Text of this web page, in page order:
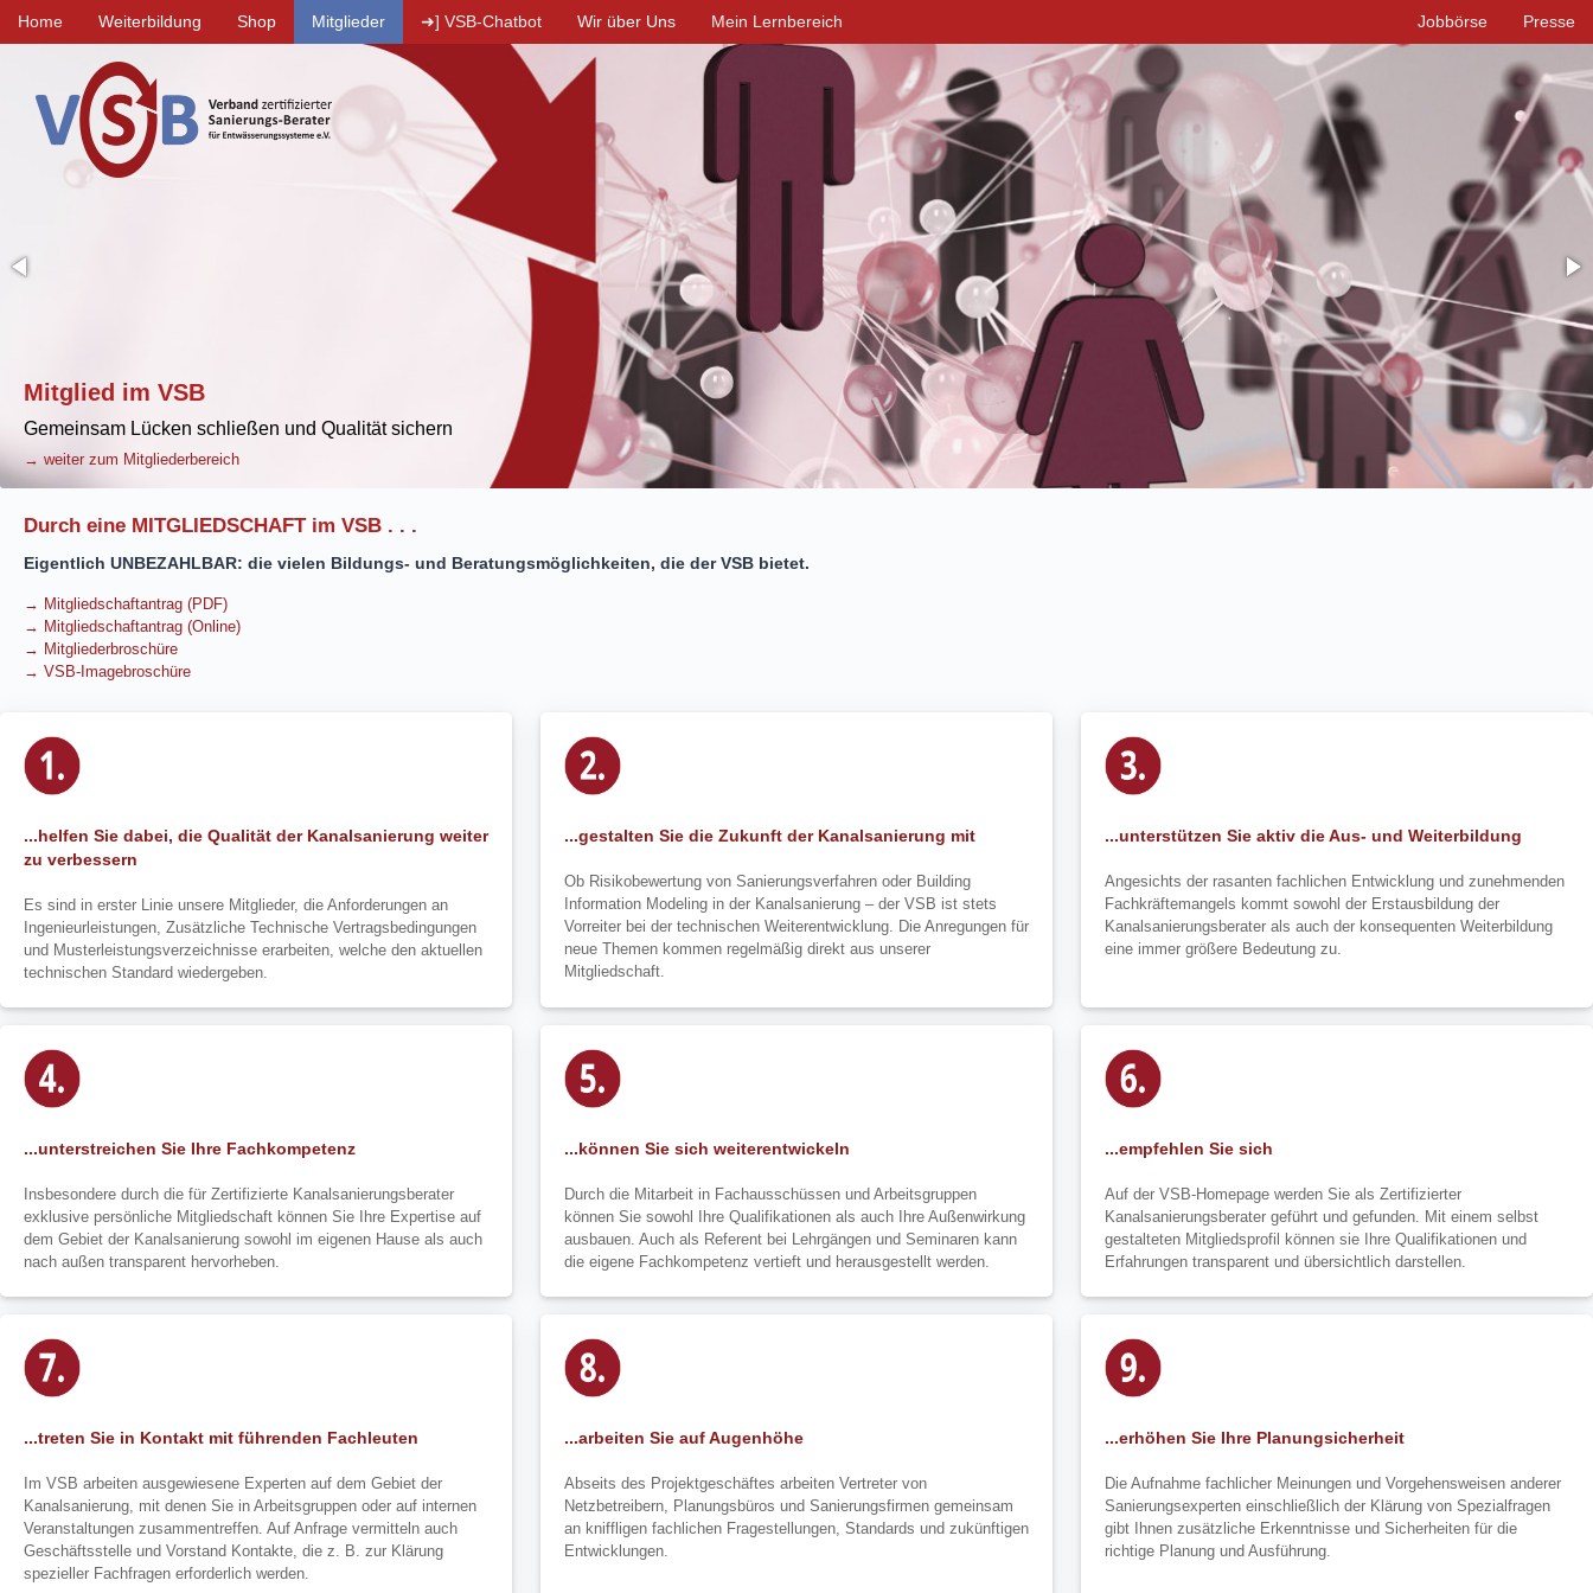
Home Weiterbildung Shop Mitglieder ➜] VSB-Chatbot Wir über Uns Mein Lernbereich Presse
Jobbörse
Mitgliedschaft:
Symbolische
Darstellung
der
Mitgliedschaft
Berater.
→
Durch eine MITGLIEDSCHAFT im VSB . . .
Eigentlich UNBEZAHLBAR: die vielen Bildungs- und Beratungsmöglichkeiten, die der VSB bietet.
→ Mitgliedschaftantrag (PDF)
→ Mitgliedschaftantrag (Online)
→ Mitgliederbroschüre
→ VSB-Imagebroschüre
...helfen Sie dabei, die Qualität der Kanalsanierung weiter
zu verbessern
Es sind in erster Linie unsere Mitglieder, die Anforderungen an
Ingenieurleistungen, Zusätzliche Technische Vertragsbedingungen
und Musterleistungsverzeichnisse erarbeiten, welche den aktuellen
technischen Standard wiedergeben.
...gestalten Sie die Zukunft der Kanalsanierung mit
Ob Risikobewertung von Sanierungsverfahren oder Building
Information Modeling in der Kanalsanierung – der VSB ist stets
Vorreiter bei der technischen Weiterentwicklung. Die Anregungen für
neue Themen kommen regelmäßig direkt aus unserer
Mitgliedschaft.
...unterstützen Sie aktiv die Aus- und Weiterbildung
Angesichts der rasanten fachlichen Entwicklung und zunehmenden
Fachkräftemangels kommt sowohl der Erstausbildung der
Kanalsanierungsberater als auch der konsequenten Weiterbildung
eine immer größere Bedeutung zu.
...unterstreichen Sie Ihre Fachkompetenz
Insbesondere durch die für Zertifizierte Kanalsanierungsberater
exklusive persönliche Mitgliedschaft können Sie Ihre Expertise auf
dem Gebiet der Kanalsanierung sowohl im eigenen Hause als auch
nach außen transparent hervorheben.
...können Sie sich weiterentwickeln
Durch die Mitarbeit in Fachausschüssen und Arbeitsgruppen
können Sie sowohl Ihre Qualifikationen als auch Ihre Außenwirkung
ausbauen. Auch als Referent bei Lehrgängen und Seminaren kann
die eigene Fachkompetenz vertieft und herausgestellt werden.
...empfehlen Sie sich
Auf der VSB-Homepage werden Sie als Zertifizierter
Kanalsanierungsberater geführt und gefunden. Mit einem selbst
gestalteten Mitgliedsprofil können sie Ihre Qualifikationen und
Erfahrungen transparent und übersichtlich darstellen.
...treten Sie in Kontakt mit führenden Fachleuten
Im VSB arbeiten ausgewiesene Experten auf dem Gebiet der
Kanalsanierung, mit denen Sie in Arbeitsgruppen oder auf internen
Veranstaltungen zusammentreffen. Auf Anfrage vermitteln auch
Geschäftsstelle und Vorstand Kontakte, die z. B. zur Klärung
spezieller Fachfragen erforderlich werden.
...arbeiten Sie auf Augenhöhe
Abseits des Projektgeschäftes arbeiten Vertreter von
Netzbetreibern, Planungsbüros und Sanierungsfirmen gemeinsam
an kniffligen fachlichen Fragestellungen, Standards und zukünftigen
Entwicklungen.
...erhöhen Sie Ihre Planungsicherheit
Die Aufnahme fachlicher Meinungen und Vorgehensweisen anderer
Sanierungsexperten einschließlich der Klärung von Spezialfragen
gibt Ihnen zusätzliche Erkenntnisse und Sicherheiten für die
richtige Planung und Ausführung.